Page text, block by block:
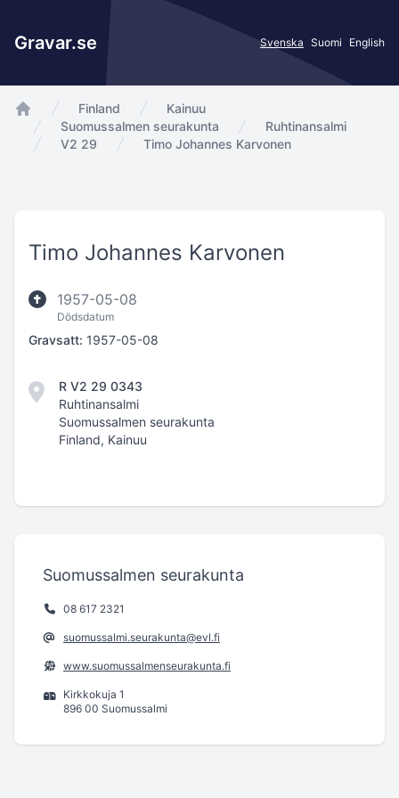
Gravar.se Svenska Suomi English
app.Start
Finland
Kainuu
Suomussalmen seurakunta
Ruhtinansalmi
V2 29
Timo Johannes Karvonen
Timo Johannes Karvonen
1957-05-08
Dödsdatum
Gravsatt: 1957-05-08
R V2 29 0343
Ruhtinansalmi
Suomussalmen seurakunta
Finland, Kainuu
Suomussalmen seurakunta
08 617 2321
suomussalmi.seurakunta@evl.fi
www.suomussalmenseurakunta.fi
Kirkkokuja 1
896 00 Suomussalmi